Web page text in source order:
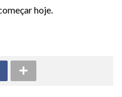
hoje.